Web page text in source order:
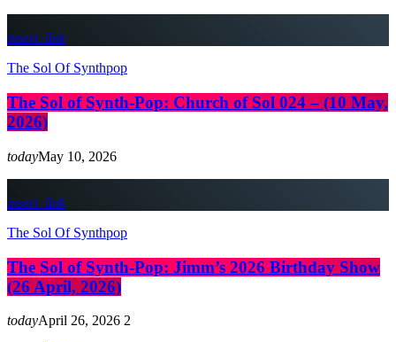
insert_link
The Sol Of Synthpop
The Sol of Synth-Pop: Church of Sol 024 – (10 May,
2026)
todayMay 10, 2026
insert_link
The Sol Of Synthpop
The Sol of Synth-Pop: Jimm’s 2026 Birthday Show
(26 April, 2026)
todayApril 26, 2026 2